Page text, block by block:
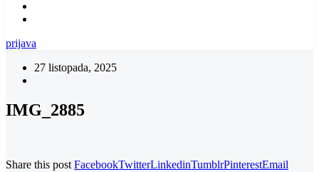
prijava
27 listopada, 2025
IMG_2885
Share this post FacebookTwitterLinkedinTumblrPinterestEmail